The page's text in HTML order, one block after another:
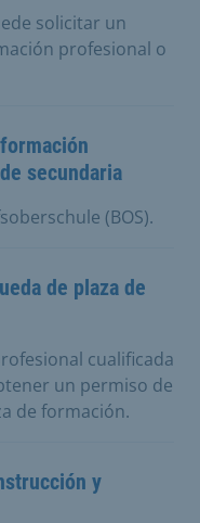
solicitar un
profesional o
secundaria
(BOS).
de plaza de
cualificada
un permiso de
de formación.
y